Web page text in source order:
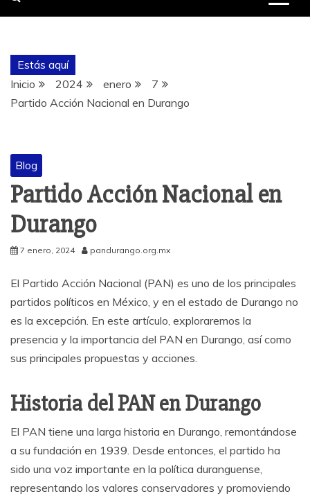
Estás aquí
Inicio
2024 enero
7
Partido Acción Nacional en Durango
Blog
Partido Acción Nacional en
Durango
7 enero, 2024 pandurango.org.mx
El Partido Acción Nacional (PAN) es uno de los principales
partidos políticos en México, y en el estado de Durango no
es la excepción. En este artículo, exploraremos la
presencia y la importancia del PAN en Durango, así como
sus principales propuestas y acciones.
Historia del PAN en Durango
El PAN tiene una larga historia en Durango, remontándose
a su fundación en 1939. Desde entonces, el partido ha
sido una voz importante en la política duranguense,
representando los valores conservadores y promoviendo